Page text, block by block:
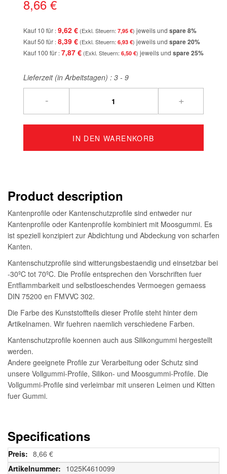
8,66 €
Kauf 10 für 9,62 € 7,95 € jeweils und spare8%
Kauf 50 für 8,39 € 6,93 € jeweils und spare20%
Kauf 100 für 7,87 € 6,50 € jeweils und spare25%
Lieferzeit (in Arbeitstagen) : 3 - 9
- +
IN DEN WARENKORB
Product description
Kantenprofile oder Kantenschutzprofile sind entweder nur
Kantenprofile oder Kantenprofile kombiniert mit Moosgummi. Es
ist speziell konzipiert zur Abdichtung und Abdeckung von scharfen
Kanten.
Kantenschutzprofile sind witterungsbestaendig und einsetzbar bei
-30ºC tot 70ºC. Die Profile entsprechen den Vorschriften fuer
Entflammbarkeit und selbstloeschendes Vermoegen gemaess
DIN 75200 en FMVVC 302.
Die Farbe des Kunststoffteils dieser Profile steht hinter dem
Artikelnamen. Wir fuehren naemlich verschiedene Farben.
Kantenschutzprofile koennen auch aus Silikongummi hergestellt
werden.
Andere geeignete Profile zur Verarbeitung oder Schutz sind
unsere Vollgummi-Profile, Silikon- und Moosgummi-Profile. Die
Vollgummi-Profile sind verleimbar mit unseren Leimen und Kitten
fuer Gummi.
Specifications
Weitere
Informationen
8,66 €
1025K4610099